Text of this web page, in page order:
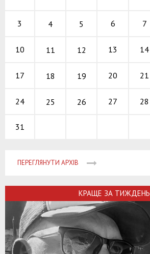
3 4 5 6 7
10 11 12 13 14
17 18 19 20 21
24 25 26 27 28
31
ПЕРЕГЛЯНУТИ АРХІВ
КРАЩЕ ЗА ТИЖДЕНЬ